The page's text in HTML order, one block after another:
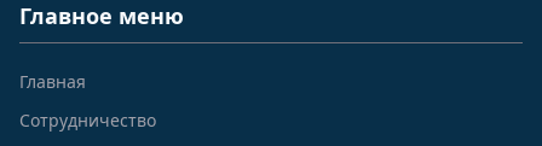
Главное меню
Главная
Сотрудничество